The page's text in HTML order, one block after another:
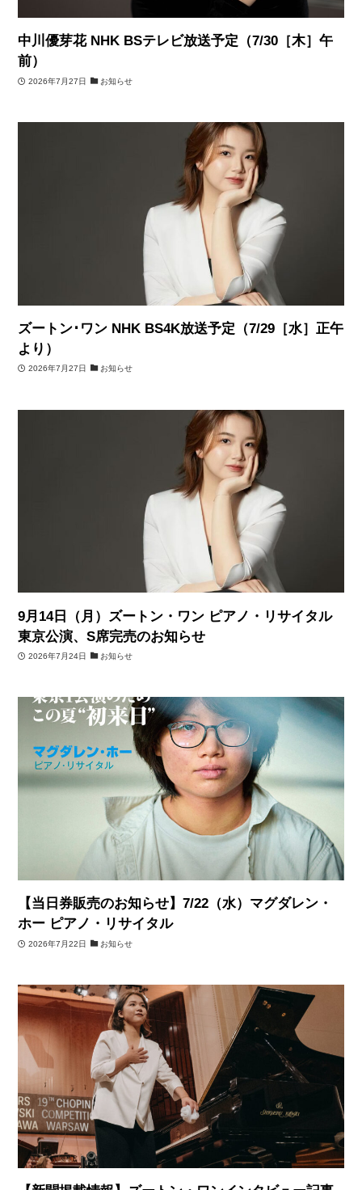
中川優芽花 NHK BSテレビ放送予定（7/30［木］午
前）
2026年7月27日 お知らせ
ズートン･ワン NHK BS4K放送予定（7/29［水］正午
より）
2026年7月27日 お知らせ
9月14日（月）ズートン・ワン ピアノ・リサイタル
東京公演、S席完売のお知らせ
2026年7月24日 お知らせ
【当日券販売のお知らせ】7/22（水）マグダレン・
ホー ピアノ・リサイタル
2026年7月22日 お知らせ